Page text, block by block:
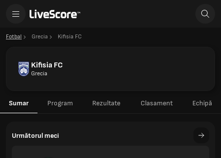
Fotbal Grecia Kifisia FC
Kifisia FC
Grecia
Sumar Program Rezultate Clasament Echipă
Următorul meci